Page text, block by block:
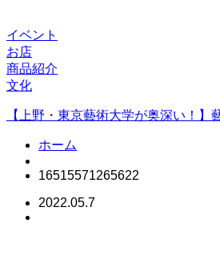
イベント
お店
商品紹介
文化
【上野・東京藝術大学が奥深い！】
ホーム
16515571265622
2022.05.7